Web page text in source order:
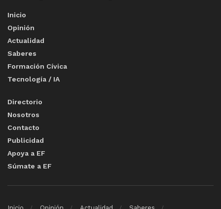
Inicio
Opinión
Actualidad
Saberes
Formación Cívica
Tecnología / IA
Directorio
Nosotros
Contacto
Publicidad
Apoya a EF
Súmate a EF